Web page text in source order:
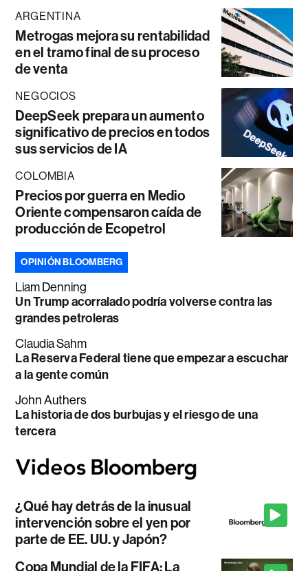
ARGENTINA
Metrogas mejora su rentabilidad
en el tramo final de su proceso
de venta
NEGOCIOS
DeepSeek prepara un aumento
significativo de precios en todos
sus servicios de IA
COLOMBIA
Precios por guerra en Medio
Oriente compensaron caída de
producción de Ecopetrol
OPINIÓN BLOOMBERG
Liam Denning
Un Trump acorralado podría volverse contra las
grandes petroleras
Claudia Sahm
La Reserva Federal tiene que empezar a escuchar
a la gente común
John Authers
La historia de dos burbujas y el riesgo de una
tercera
¿Qué hay detrás de la inusual
intervención sobre el yen por
parte de EE. UU. y Japón?
Copa Mundial de la FIFA: La